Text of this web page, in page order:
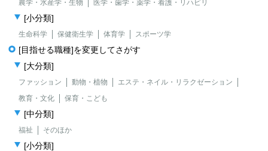
農学・水産学・生物
医学・歯学・薬学・看護・リハビリ
[小分類]
生命科学 保健衛生学 体育学 スポーツ学
[目指せる職種]を変更してさがす
[大分類]
ファッション 動物・植物
エステ・ネイル・リラクゼーション
教育・文化
保育・こども
[中分類]
福祉 そのほか
[小分類]